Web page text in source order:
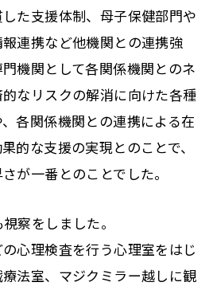
た支援体制、母子保健部門や
連携など他機関との連携強
機関として各関係機関とのネ
なリスクの解消に向けた各種
各関係機関との連携による在
的な支援の実現とのことで、
が一番とのことでした。
察をしました。
心理検査を行う心理室をはじ
法室、マジクミラー越しに観